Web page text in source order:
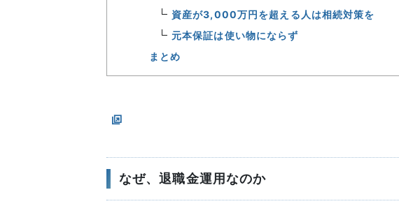
資産が3,000万円を超える人は相続対策を
元本保証は使い物にならず
まとめ
なぜ、退職金運用なのか